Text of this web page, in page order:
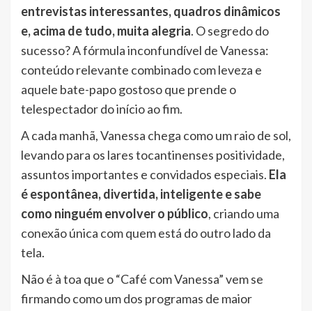
entrevistas interessantes, quadros dinâmicos
e, acima de tudo, muita alegria. O segredo do
sucesso? A fórmula inconfundível de Vanessa:
conteúdo relevante combinado com leveza e
aquele bate-papo gostoso que prende o
telespectador do início ao fim.
A cada manhã, Vanessa chega como um raio de sol,
levando para os lares tocantinenses positividade,
assuntos importantes e convidados especiais. Ela
é espontânea, divertida, inteligente e sabe
como ninguém envolver o público, criando uma
conexão única com quem está do outro lado da
tela.
Não é à toa que o “Café com Vanessa” vem se
firmando como um dos programas de maior